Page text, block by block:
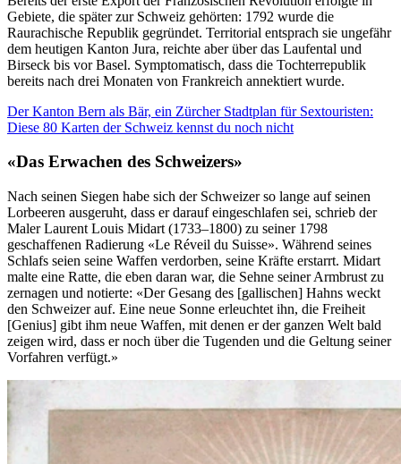
Gebiete, die später zur Schweiz gehörten: 1792 wurde die
Raurachische Republik gegründet. Territorial entsprach sie ungefähr
dem heutigen Kanton Jura, reichte aber über das Laufental und
Birseck bis vor Basel. Symptomatisch, dass die Tochterrepublik
bereits nach drei Monaten von Frankreich annektiert wurde.
Der Kanton Bern als Bär, ein Zürcher Stadtplan für Sextouristen:
Diese 80 Karten der Schweiz kennst du noch nicht
«Das Erwachen des Schweizers»
Nach seinen Siegen habe sich der Schweizer so lange auf seinen
Lorbeeren ausgeruht, dass er darauf eingeschlafen sei, schrieb der
Maler Laurent Louis Midart (1733–1800) zu seiner 1798
geschaffenen Radierung «Le Réveil du Suisse». Während seines
Schlafs seien seine Waffen verdorben, seine Kräfte erstarrt. Midart
malte eine Ratte, die eben daran war, die Sehne seiner Armbrust zu
zernagen und notierte: «Der Gesang des [gallischen] Hahns weckt
den Schweizer auf. Eine neue Sonne erleuchtet ihn, die Freiheit
[Genius] gibt ihm neue Waffen, mit denen er der ganzen Welt bald
zeigen wird, dass er noch über die Tugenden und die Geltung seiner
Vorfahren verfügt.»